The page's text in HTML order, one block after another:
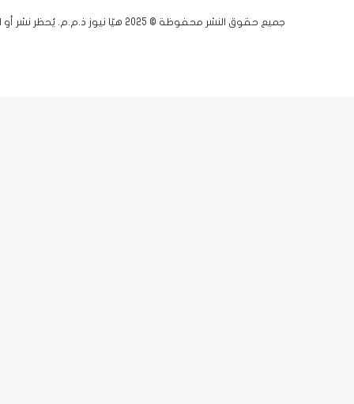
جميع حقوق النشر محفوظة © 2025 هيّا نيوز ذ.م.م. يُحظر نشر أو اقتباس أي مادة دون إذن مسبق.